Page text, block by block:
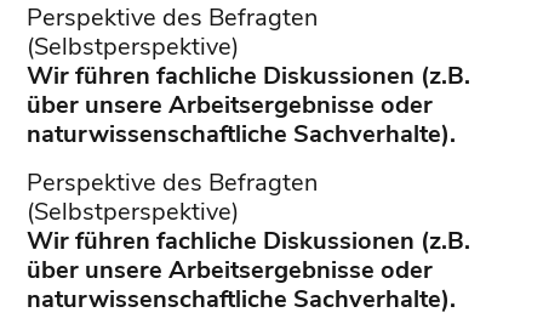
Perspektive des Befragten
(Selbstperspektive)
Wir führen fachliche Diskussionen (z.B.
über unsere Arbeitsergeb­nisse oder
naturwissenschaftliche Sachverhalte).
Perspektive des Befragten
(Selbstperspektive)
Wir führen fachliche Diskussionen (z.B.
über unsere Arbeitsergeb­nisse oder
naturwissenschaftliche Sachverhalte).